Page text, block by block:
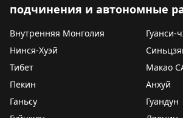
подчинения и автономные
Внутренняя Монголия
Гуанси-
Нинся-Хуэй
Тибет
Макао
Пекин
Анхуй
Ганьсу
Гуандун